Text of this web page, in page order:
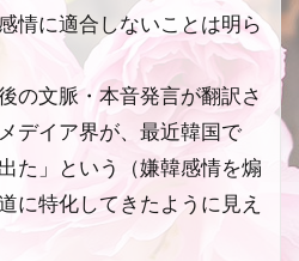
情に適合しないことは明ら
の文脈・本音発言が翻訳さ
デイア界が、最近韓国で
た」という（嫌韓感情を煽
に特化してきたように見え